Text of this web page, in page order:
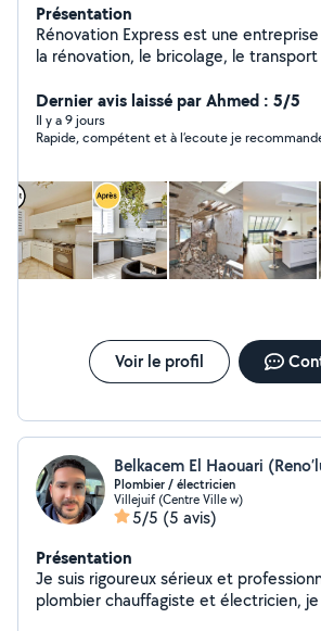
Présentation
Rénovation Express est une
la rénovation, le bricolage, le
sérieux et adaptés à vos besoins.
Dernier avis laissé par Ahmed : 5/5
Il y a 9 jours
Rapide, compétent et à l’ecoute je
Voir le profil
Belkacem El Haouari
Plombier / électricien
Villejuif (Centre Ville w)
5/5 (5 avis)
Présentation
Je suis rigoureux sérieux et
plombier chauffagiste et électricien,